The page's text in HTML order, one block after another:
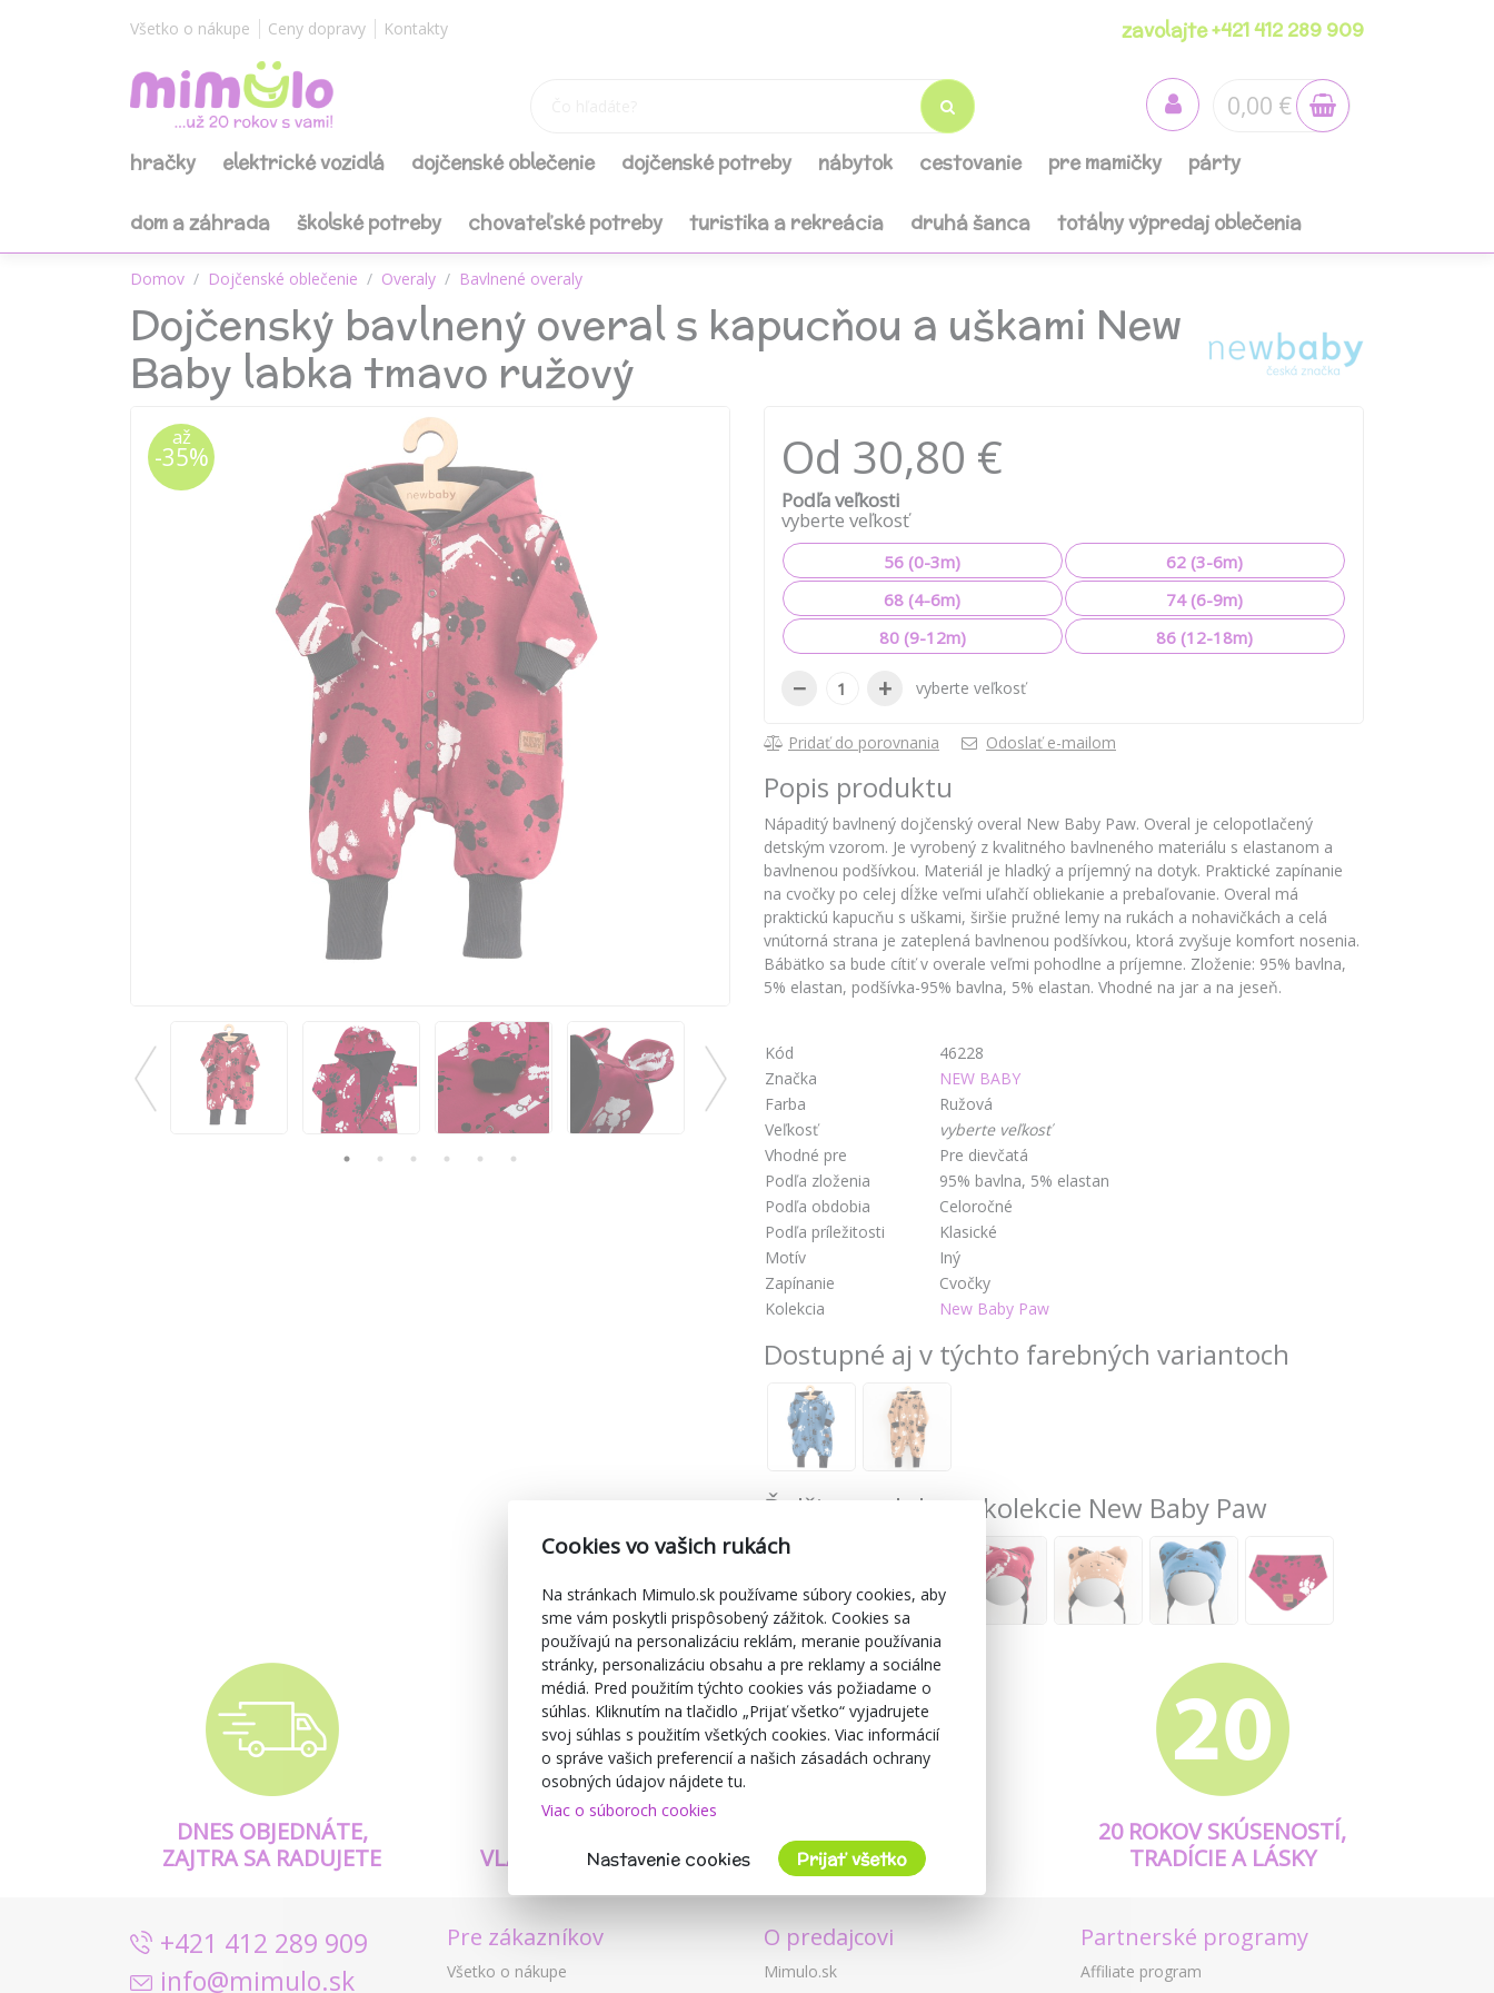
Všetko o nákupe Ceny dopravy Kontakty zavolajte +421 412 289 909
0,00 €
hračky elektrické vozidlá dojčenské oblečenie dojčenské potreby nábytok cestovanie pre mamičky párty
dom a záhrada školské potreby chovateľské potreby turistika a rekreácia druhá šanca totálny výpredaj oblečenia
Domov Dojčenské oblečenie Overaly Bavlnené overaly
Dojčenský bavlnený overal s kapucňou a uškami New
Baby labka tmavo ružový
až
-35% Od 30,80 €
Podľa veľkosti
vyberte veľkosť
56 (0-3m)
62 (3-6m)
68 (4-6m)
74 (6-9m)
80 (9-12m)
86 (12-18m)
− + vyberte veľkosť
Pridať do porovnania Odoslať e-mailom
Popis produktu
Nápaditý bavlnený dojčenský overal New Baby Paw. Overal je celopotlačený
detským vzorom. Je vyrobený z kvalitného bavlneného materiálu s elastanom a
bavlnenou podšívkou. Materiál je hladký a príjemný na dotyk. Praktické zapínanie
na cvočky po celej dĺžke veľmi uľahčí obliekanie a prebaľovanie. Overal má
praktickú kapucňu s uškami, širšie pružné lemy na rukách a nohavičkách a celá
vnútorná strana je zateplená bavlnenou podšívkou, ktorá zvyšuje komfort nosenia.
Bábätko sa bude cítiť v overale veľmi pohodlne a príjemne. Zloženie: 95% bavlna,
5% elastan, podšívka-95% bavlna, 5% elastan. Vhodné na jar a na jeseň.
Kód
46228
Značka
NEW BABY
Farba
Ružová
Veľkosť
vyberte veľkosť
Vhodné pre
Pre dievčatá
Podľa zloženia
95% bavlna, 5% elastan
Podľa obdobia
Celoročné
Podľa príležitosti
Klasické
Motív
Iný
Zapínanie
Cvočky
Kolekcia
New Baby Paw
Dostupné aj v týchto farebných variantoch
Ďalšie produkty z kolekcie New Baby Paw
DNES OBJEDNÁTE,
ZAJTRA SA RADUJETE
VLASTNÉ PRODUKTY
A KVALITA
20 ROKOV SKÚSENOSTÍ,
TRADÍCIE A LÁSKY
+421 412 289 909
info@mimulo.sk
Pre zákazníkov
Všetko o nákupe
O predajcovi
Mimulo.sk
Partnerské programy
Affiliate program
Cookies vo vašich rukách
Na stránkach Mimulo.sk používame súbory cookies, aby
sme vám poskytli prispôsobený zážitok. Cookies sa
používajú na personalizáciu reklám, meranie používania
stránky, personalizáciu obsahu a pre reklamy a sociálne
médiá. Pred použitím týchto cookies vás požiadame o
súhlas. Kliknutím na tlačidlo „Prijať všetko“ vyjadrujete
svoj súhlas s použitím všetkých cookies. Viac informácií
o správe vašich preferencií a našich zásadách ochrany
osobných údajov nájdete tu.
Viac o súboroch cookies
Nastavenie cookies Prijať všetko